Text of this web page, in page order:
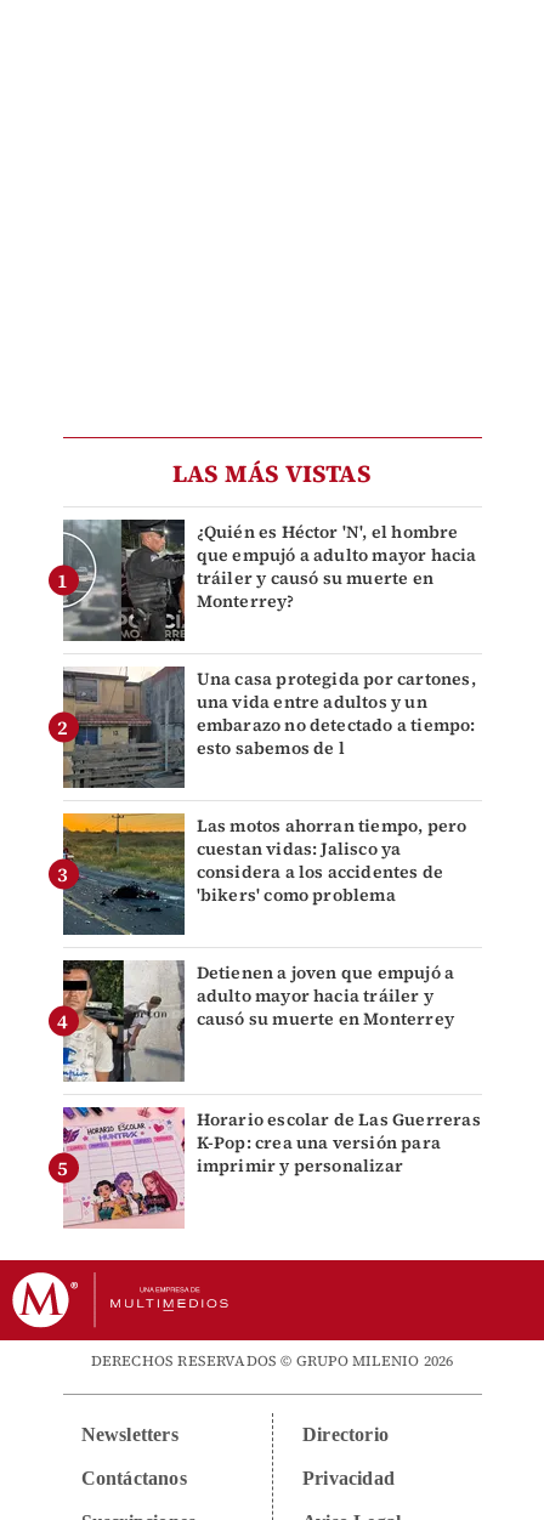
LAS MÁS VISTAS
¿Quién es Héctor 'N', el hombre
que empujó a adulto mayor hacia
tráiler y causó su muerte en
Monterrey?
Una casa protegida por cartones,
una vida entre adultos y un
embarazo no detectado a tiempo:
esto sabemos de l
Las motos ahorran tiempo, pero
cuestan vidas: Jalisco ya
considera a los accidentes de
'bikers' como problema
Detienen a joven que empujó a
adulto mayor hacia tráiler y
causó su muerte en Monterrey
Horario escolar de Las Guerreras
K-Pop: crea una versión para
imprimir y personalizar
DERECHOS RESERVADOS © GRUPO MILENIO 2026
Newsletters
Contáctanos
Directorio
Privacidad